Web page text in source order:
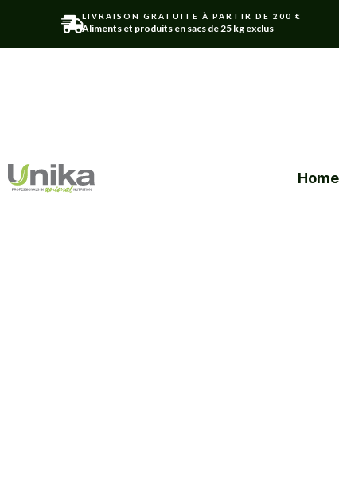
LIVRAISON GRATUITE À PARTIR DE 200 €
Aliments et produits en sacs de 25 kg exclus
Home